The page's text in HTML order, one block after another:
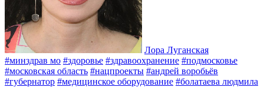
Лора Луганская
#минздрав мо #здоровье #здравоохранение #подмосковье
#московская область #нацпроекты #андрей воробьёв
#губернатор #медицинское оборудование #болатаева людмила